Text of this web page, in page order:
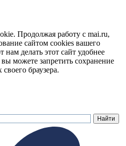
Продолжая работу с mai.ru,
сайтом cookies вашего
нам делать этот сайт удобнее
можете запретить сохранение
браузера.